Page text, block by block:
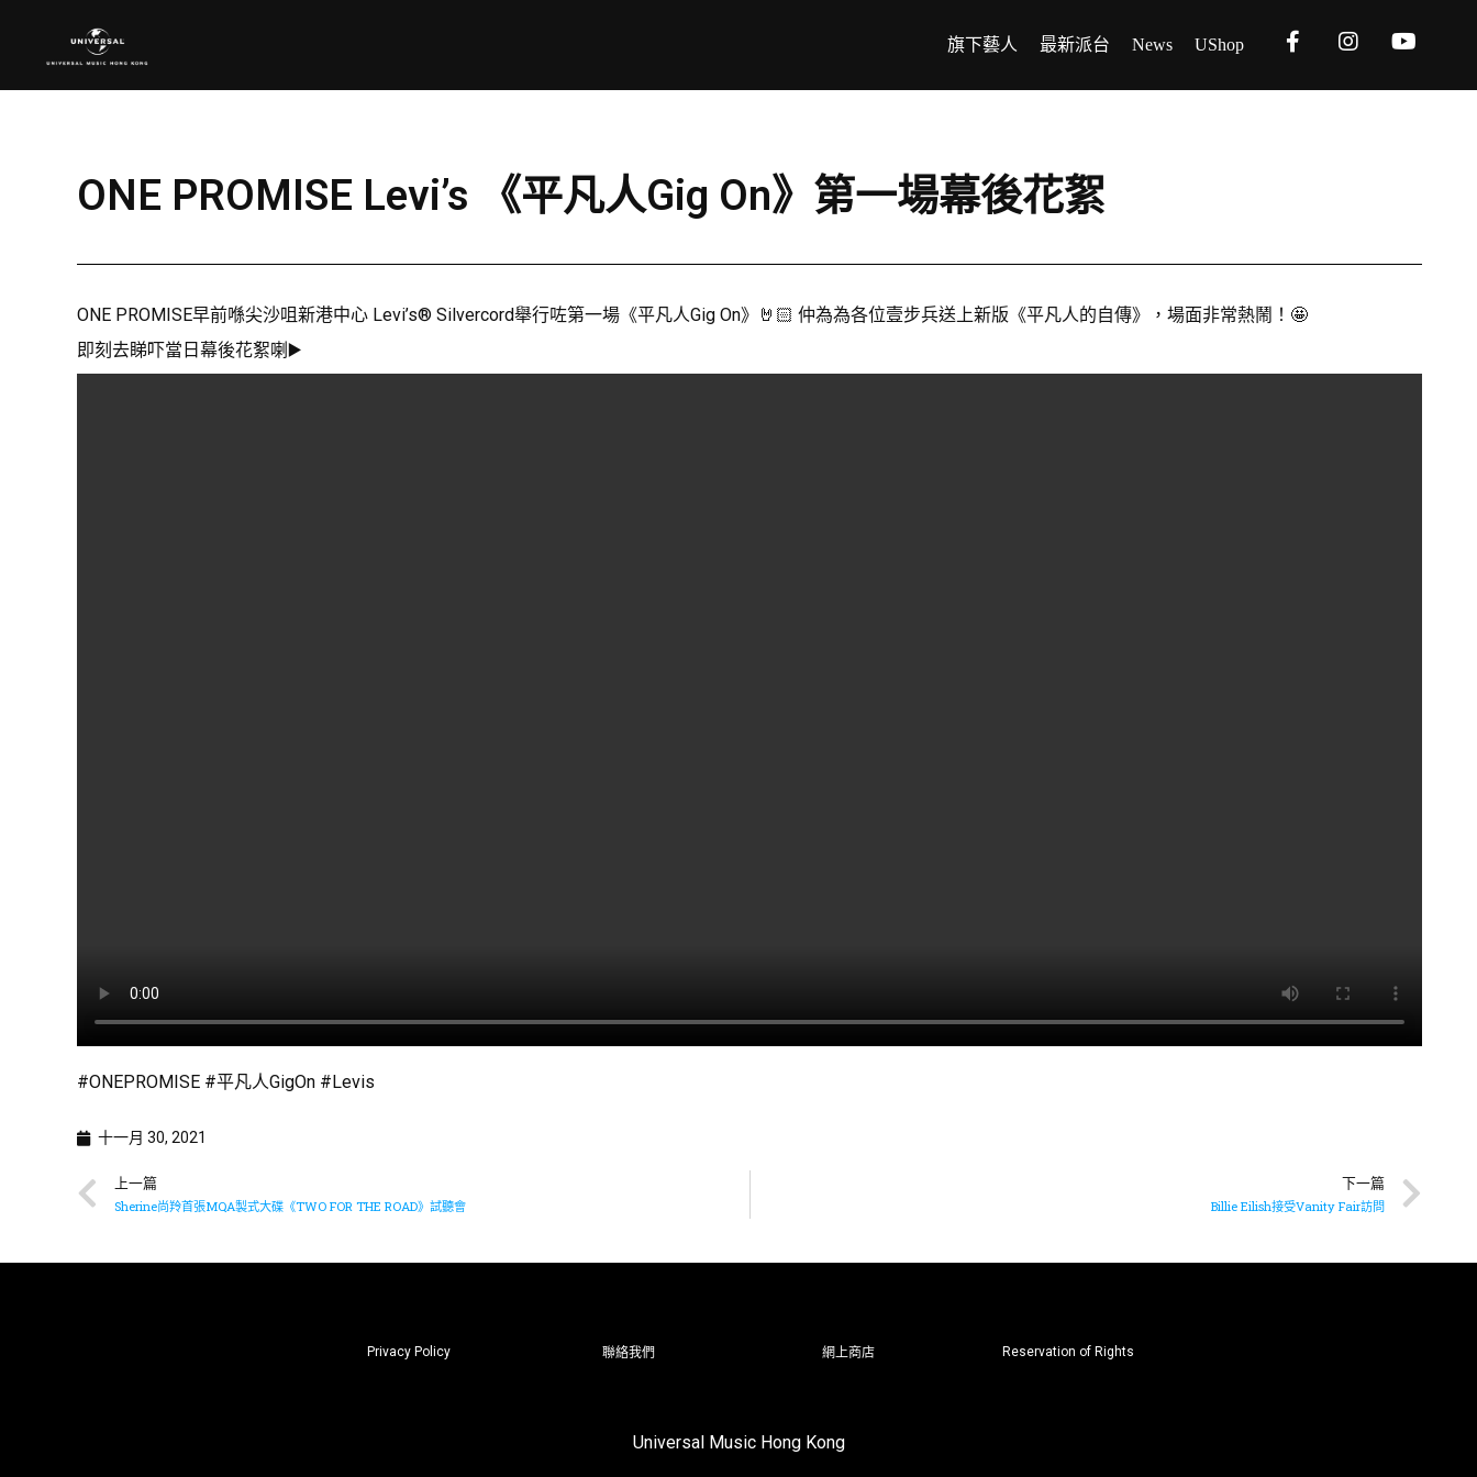
旗下藝人 最新派台 News UShop
ONE PROMISE Levi’s 《平凡人Gig On》第一場幕後花絮
ONE PROMISE早前喺尖沙咀新港中心 Levi’s®️ Silvercord舉行咗第一場《平凡人Gig On》🤘🏻 仲為為各位壹步兵送上新版《平凡人的自傳》，場面非常熱鬧！🤩
即刻去睇吓當日幕後花絮喇▶️
#ONEPROMISE #平凡人GigOn #Levis
十一月 30, 2021
上一篇
Sherine尚羚首張MQA製式大碟《TWO FOR THE ROAD》試聽會
下一篇
Billie Eilish接受Vanity Fair訪問
Privacy Policy 聯絡我們 網上商店 Reservation of Rights
Universal Music Hong Kong